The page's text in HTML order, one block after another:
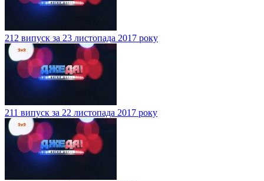
212 випуск за 23 листопада 2017 року
211 випуск за 22 листопада 2017 року